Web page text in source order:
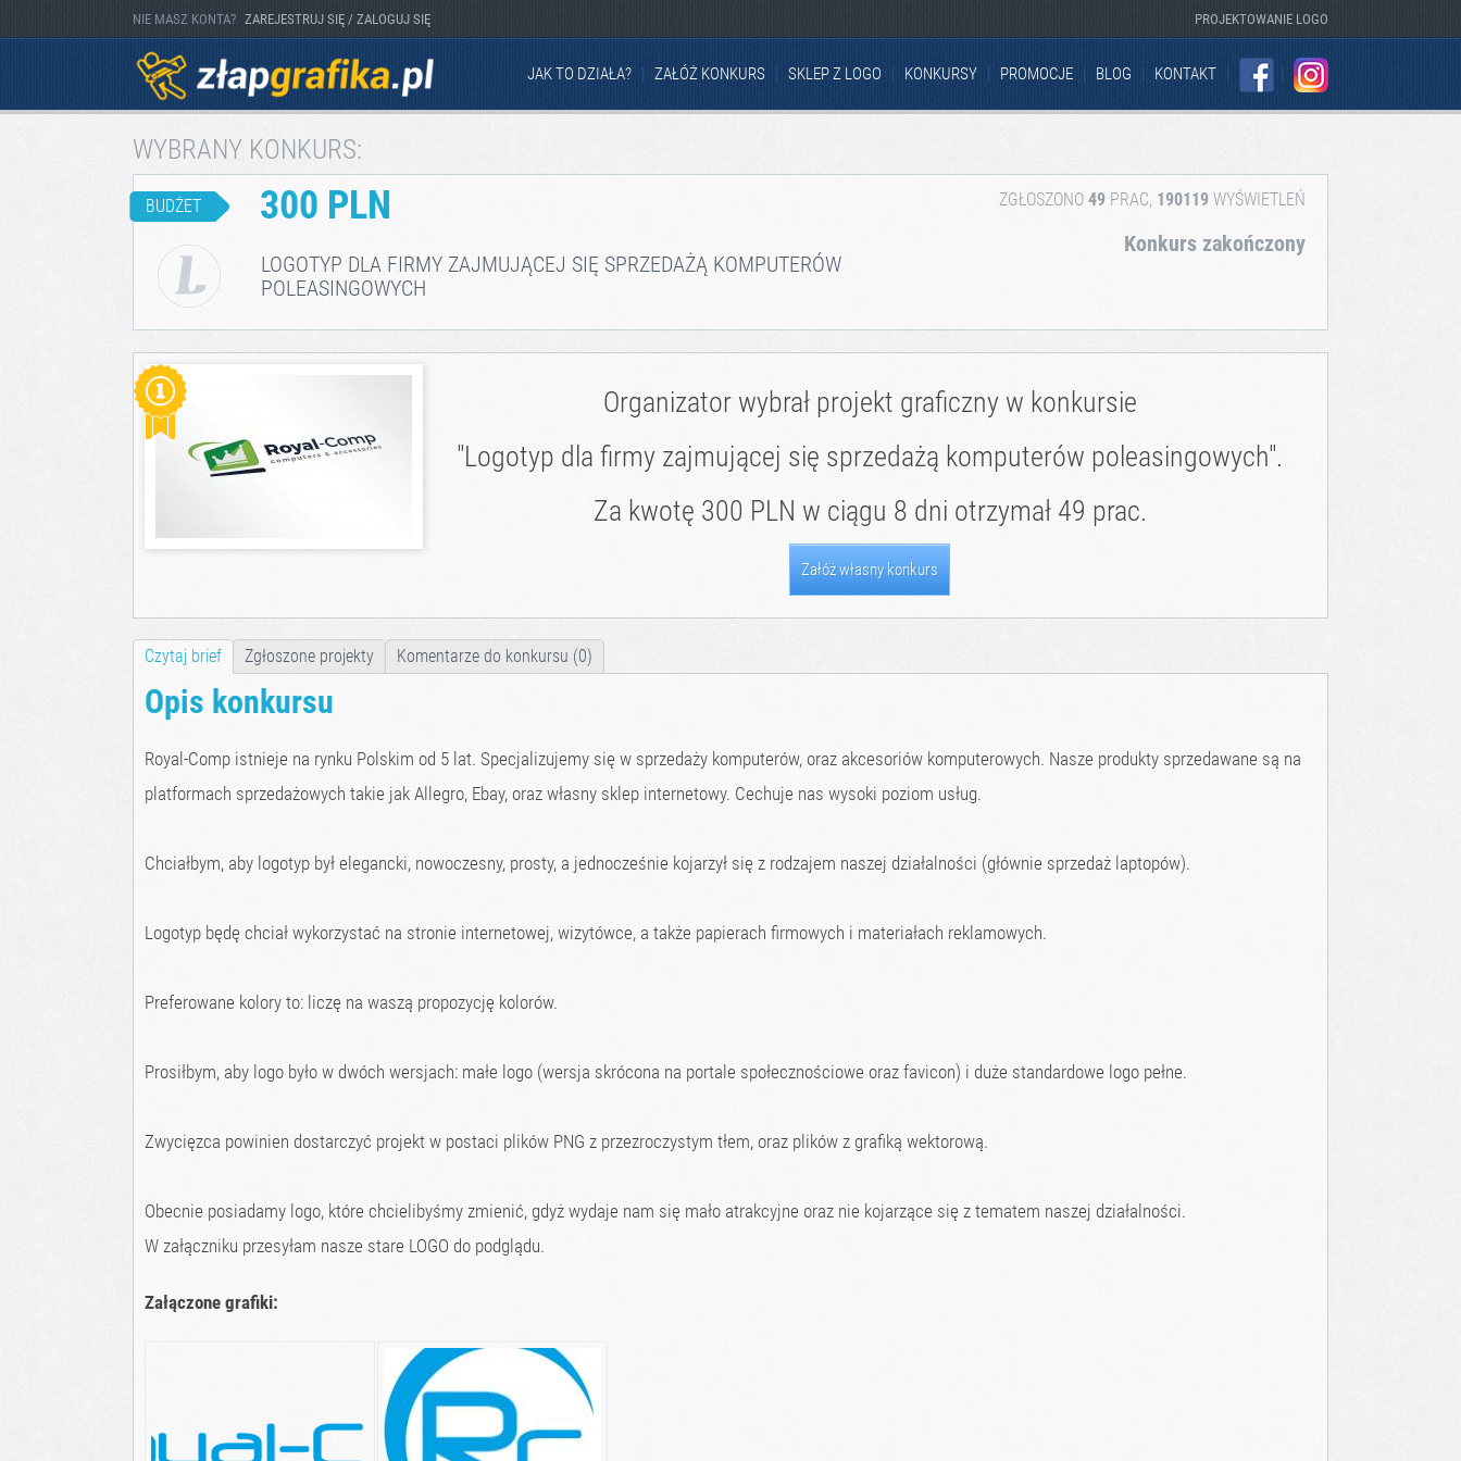
PROJEKTOWANIE LOGO
NIE MASZ KONTA? ZAREJESTRUJ SIĘ / ZALOGUJ SIĘ
JAK TO DZIAŁA? ZAŁÓŻ KONKURS SKLEP Z LOGO KONKURSY PROMOCJE BLOG
KONTAKT
INSTAGRAM
WYBRANY KONKURS:
BUDŻET 300 PLN ZGŁOSZONO 49 PRAC, 190119 WYŚWIETLEŃ
LOGOTYP DLA FIRMY ZAJMUJĄCEJ SIĘ SPRZEDAŻĄ KOMPUTERÓW
POLEASINGOWYCH
Konkurs zakończony
Organizator wybrał projekt graficzny w konkursie
"Logotyp dla firmy zajmującej się sprzedażą komputerów poleasingowych".
Za kwotę 300 PLN w ciągu 8 dni otrzymał 49 prac.
Załóż własny konkurs
Czytaj brief Zgłoszone projekty Komentarze do konkursu (0)
Opis konkursu
Royal-Comp istnieje na rynku Polskim od 5 lat. Specjalizujemy się w sprzedaży komputerów, oraz akcesoriów komputerowych. Nasze produkty sprzedawane są na
platformach sprzedażowych takie jak Allegro, Ebay, oraz własny sklep internetowy. Cechuje nas wysoki poziom usług.
Chciałbym, aby logotyp był elegancki, nowoczesny, prosty, a jednocześnie kojarzył się z rodzajem naszej działalności (głównie sprzedaż laptopów).
Logotyp będę chciał wykorzystać na stronie internetowej, wizytówce, a także papierach firmowych i materiałach reklamowych.
Preferowane kolory to: liczę na waszą propozycję kolorów.
Prosiłbym, aby logo było w dwóch wersjach: małe logo (wersja skrócona na portale społecznościowe oraz favicon) i duże standardowe logo pełne.
Zwycięzca powinien dostarczyć projekt w postaci plików PNG z przezroczystym tłem, oraz plików z grafiką wektorową.
Obecnie posiadamy logo, które chcielibyśmy zmienić, gdyż wydaje nam się mało atrakcyjne oraz nie kojarzące się z tematem naszej działalności.
W załączniku przesyłam nasze stare LOGO do podglądu.
Załączone grafiki: